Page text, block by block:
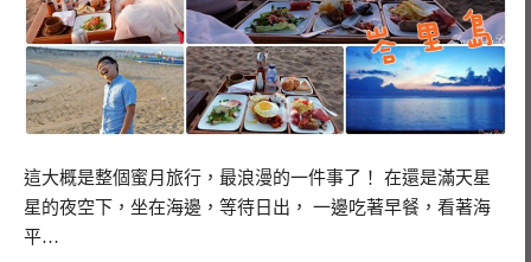
這大概是整個蜜月旅行，最浪漫的一件事了！ 在還是滿天星
星的夜空下，坐在海邊，等待日出， 一邊吃著早餐，看著海
平…